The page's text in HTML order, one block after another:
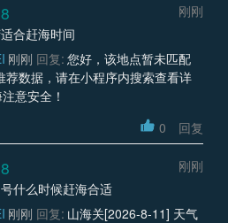
刚刚
合赶海时间
刚刚 回复: 您好，该地点暂未匹配
荐数据，请在小程序内搜索查看详
意安全！
0 回复
刚刚
什么时候赶海合适
刚刚 回复: 山海关[2026-8-11] 天气